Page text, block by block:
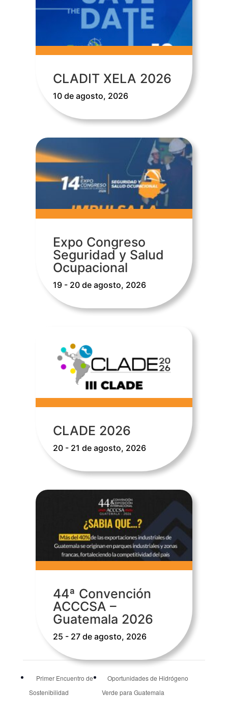
CLADIT XELA 2026
10 de agosto, 2026
Expo Congreso
Seguridad y Salud
Ocupacional
19 - 20 de agosto, 2026
CLADE 2026
20 - 21 de agosto, 2026
44ª Convención
ACCCSA –
Guatemala 2026
25 - 27 de agosto, 2026
Primer Encuentro de
Sostenibilidad
Oportunidades de Hidrógeno
Verde para Guatemala